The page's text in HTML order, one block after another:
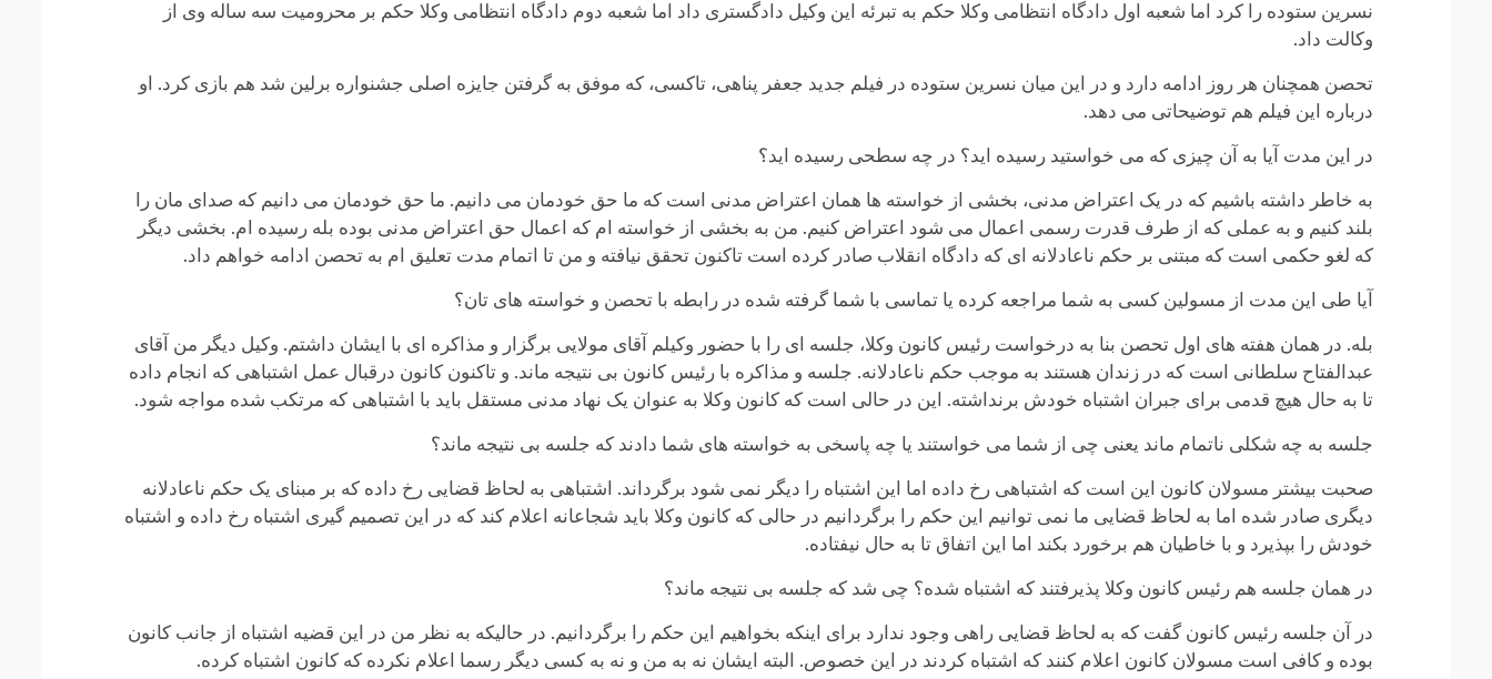
نسرین ستوده را کرد اما شعبه اول دادگاه انتظامی وکلا حکم به تبرئه این وکیل دادگستری داد اما شعبه دوم دادگاه انتظامی وکلا حکم بر محرومیت سه ساله وی از
وکالت داد.
تحصن همچنان هر روز ادامه دارد و در این میان نسرین ستوده در فیلم جدید جعفر پناهی، تاکسی، که موفق به گرفتن جایزه اصلی جشنواره برلین شد هم بازی کرد. او
درباره این فیلم هم توضیحاتی می دهد.
در این مدت آیا به آن چیزی که می خواستید رسیده اید؟ در چه سطحی رسیده اید؟
به خاطر داشته باشیم که در یک اعتراض مدنی، بخشی از خواسته ها همان اعتراض مدنی است که ما حق خودمان می دانیم. ما حق خودمان می دانیم که صدای مان را
بلند کنیم و به عملی که از طرف قدرت رسمی اعمال می شود اعتراض کنیم. من به بخشی از خواسته ام که اعمال حق اعتراض مدنی بوده بله رسیده ام. بخشی دیگر
که لغو حکمی است که مبتنی بر حکم ناعادلانه ای که دادگاه انقلاب صادر کرده است تاکنون تحقق نیافته و من تا اتمام مدت تعلیق ام به تحصن ادامه خواهم داد.
آیا طی این مدت از مسولین کسی به شما مراجعه کرده یا تماسی با شما گرفته شده در رابطه با تحصن و خواسته های تان؟
بله. در همان هفته های اول تحصن بنا به درخواست رئیس کانون وکلا، جلسه ای را با حضور وکیلم آقای مولایی برگزار و مذاکره ای با ایشان داشتم. وکیل دیگر من آقای
عبدالفتاح سلطانی است که در زندان هستند به موجب حکم ناعادلانه. جلسه و مذاکره با رئیس کانون بی نتیجه ماند. و تاکنون کانون درقبال عمل اشتباهی که انجام داده
تا به حال هیچ قدمی برای جبران اشتباه خودش برنداشته. این در حالی است که کانون وکلا به عنوان یک نهاد مدنی مستقل باید با اشتباهی که مرتکب شده مواجه شود.
جلسه به چه شکلی ناتمام ماند یعنی چی از شما می خواستند یا چه پاسخی به خواسته های شما دادند که جلسه بی نتیجه ماند؟
صحبت بیشتر مسولان کانون این است که اشتباهی رخ داده اما این اشتباه را دیگر نمی شود برگرداند. اشتباهی به لحاظ قضایی رخ داده که بر مبنای یک حکم ناعادلانه
دیگری صادر شده اما به لحاظ قضایی ما نمی توانیم این حکم را برگردانیم در حالی که کانون وکلا باید شجاعانه اعلام کند که در این تصمیم گیری اشتباه رخ داده و اشتباه
خودش را بپذیرد و با خاطیان هم برخورد بکند اما این اتفاق تا به حال نیفتاده.
در همان جلسه هم رئیس کانون وکلا پذیرفتند که اشتباه شده؟ چی شد که جلسه بی نتیجه ماند؟
در آن جلسه رئیس کانون گفت که به لحاظ قضایی راهی وجود ندارد برای اینکه بخواهیم این حکم را برگردانیم. در حالیکه به نظر من در این قضیه اشتباه از جانب کانون
بوده و کافی است مسولان کانون اعلام کنند که اشتباه کردند در این خصوص. البته ایشان نه به من و نه به کسی دیگر رسما اعلام نکرده که کانون اشتباه کرده.